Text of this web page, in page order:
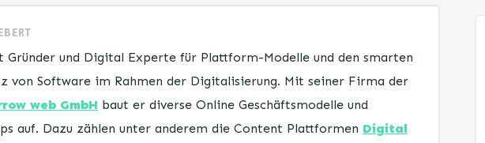
Gründer und Digital Experte für Plattform-Modelle und den smarten
von Software im Rahmen der Digitalisierung. Mit seiner Firma der
web GmbH baut er diverse Online Geschäftsmodelle und
auf. Dazu zählen unter anderem die Content Plattformen Digital